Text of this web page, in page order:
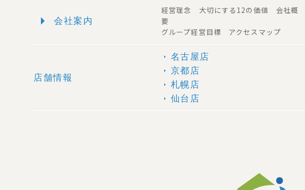
arrow_right 会社案内
経営理念 大切にする12の価値 会社概
要
グループ経営目標 アクセスマップ
店舗情報
arrow_right 名古屋店
arrow_right 京都店
arrow_right 札幌店
arrow_right 仙台店